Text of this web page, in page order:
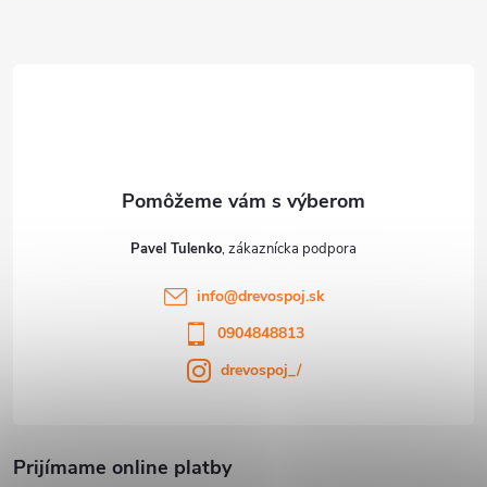
Prijímame online platby
Pavel Tulenko
info@drevospoj.sk
0904848813
drevospoj_/